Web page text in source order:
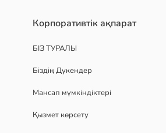
Корпоративтік ақпарат
БІЗ ТУРАЛЫ
Біздің Дүкендер
Мансап мүмкіндіктері
Қызмет көрсету